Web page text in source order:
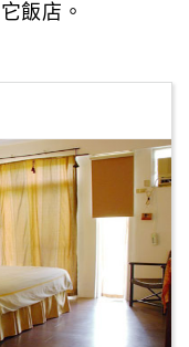
。
己帶進來。
飯店。